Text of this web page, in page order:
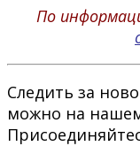
По
Следить за
можно на